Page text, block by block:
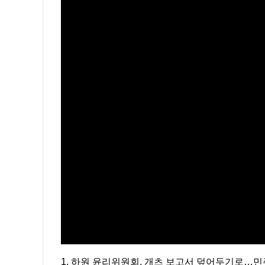
1. 하원 윤리위원회, 개츠 보고서 덮어두기로…민